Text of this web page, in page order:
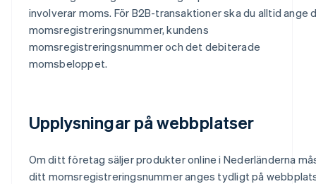
involverar moms. För B2B-transaktioner ska du alltid ange
momsregistreringsnummer, kundens
momsregistreringsnummer och det debiterade
momsbeloppet.
Upplysningar på webbplatser
Om ditt företag säljer produkter online i Nederländerna
ditt momsregistreringsnummer anges tydligt på